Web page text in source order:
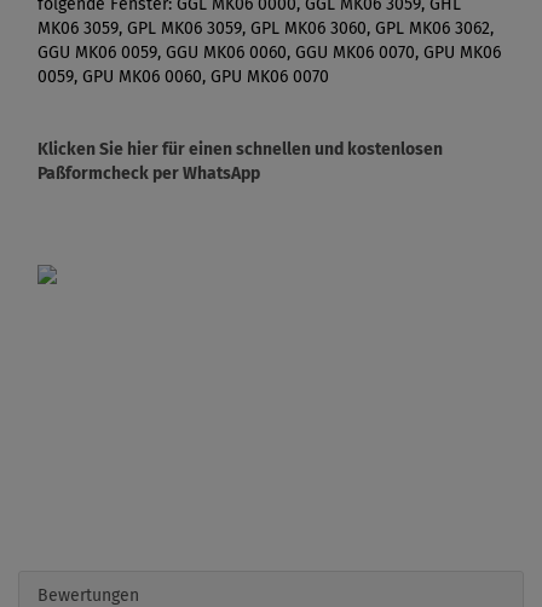
MK06 3059, GPL MK06 3059, GPL MK06 3060, GPL MK06 3062,
GGU MK06 0059, GGU MK06 0060, GGU MK06 0070, GPU MK06
0059, GPU MK06 0060, GPU MK06 0070
Klicken Sie hier für einen schnellen und kostenlosen
Paßformcheck per WhatsApp
Bewertungen